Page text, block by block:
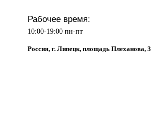
Рабочее время:
10:00-19:00 пн-пт
Россия, г. Липецк, площадь Плеханова, 3